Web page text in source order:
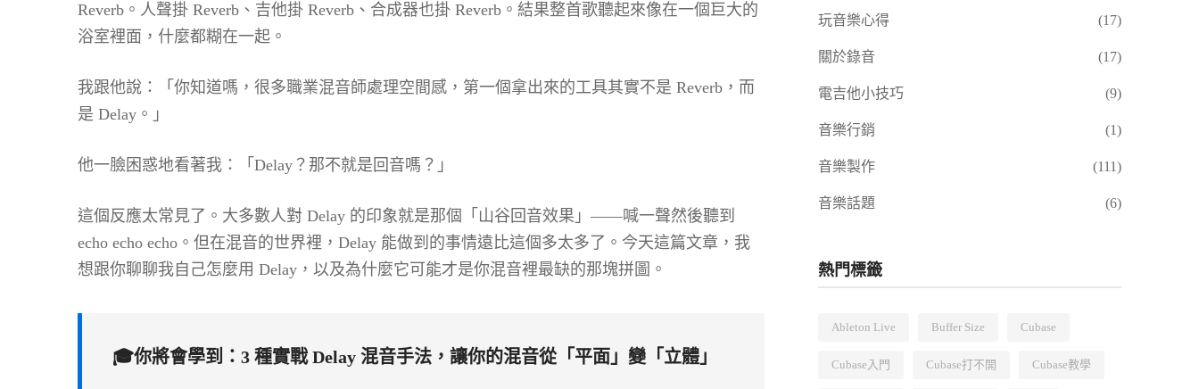
Reverb。人聲掛 Reverb、吉他掛 Reverb、合成器也掛 Reverb。結果整首歌聽起來像在一個巨大的
浴室裡面，什麼都糊在一起。
我跟他說：「你知道嗎，很多職業混音師處理空間感，第一個拿出來的工具其實不是 Reverb，而
是 Delay。」
他一臉困惑地看著我：「Delay？那不就是回音嗎？」
這個反應太常見了。大多數人對 Delay 的印象就是那個「山谷回音效果」——喊一聲然後聽到
echo echo echo。但在混音的世界裡，Delay 能做到的事情遠比這個多太多了。今天這篇文章，我
想跟你聊聊我自己怎麼用 Delay，以及為什麼它可能才是你混音裡最缺的那塊拼圖。
🎓你將會學到：3 種實戰 Delay 混音手法，讓你的混音從「平面」變「立體」
玩音樂心得 (17)
關於錄音 (17)
電吉他小技巧 (9)
音樂行銷 (1)
音樂製作 (111)
音樂話題 (6)
熱門標籤
Ableton Live Buffer Size Cubase
Cubase入門 Cubase打不開 Cubase教學